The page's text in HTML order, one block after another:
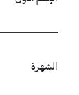
الشهرة